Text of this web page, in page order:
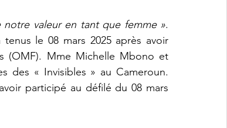
notre valeur en tant que femme ».
le 08 mars 2025 après avoir
(OMF). Mme Michelle Mbono et
des « Invisibles » au Cameroun.
participé au défilé du 08 mars